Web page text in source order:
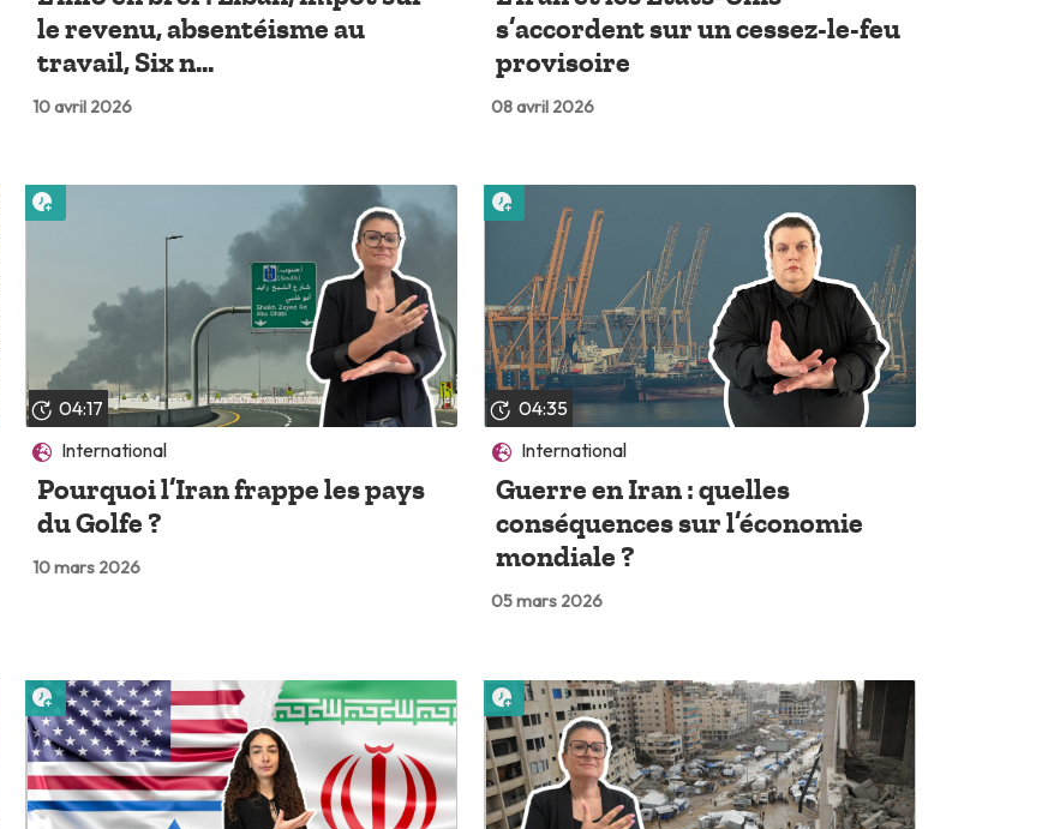
le revenu, absentéisme au
travail, Six n...
10 avril 2026
s’accordent sur un cessez-le-feu
provisoire
08 avril 2026
04:17
International
Pourquoi l’Iran frappe les pays
du Golfe ?
10 mars 2026
04:35
International
Guerre en Iran : quelles
conséquences sur l’économie
mondiale ?
05 mars 2026
Lire plus tard Lire plus tard